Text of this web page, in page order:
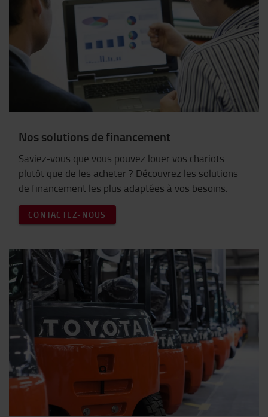
Nos solutions de financement
Saviez-vous que vous pouvez louer vos chariots
plutôt que de les acheter ? Découvrez les solutions
de financement les plus adaptées à vos besoins.
CONTACTEZ-NOUS